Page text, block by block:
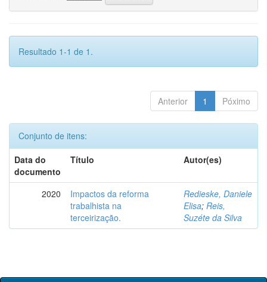
Resultado 1-1 de 1.
Anterior 1 Póximo
Conjunto de itens:
Data do
documento
Título Autor(es)
2020
Impactos da reforma
trabalhista na
terceirização.
Redieske, Daniele
Elisa; Reis,
Suzéte da Silva